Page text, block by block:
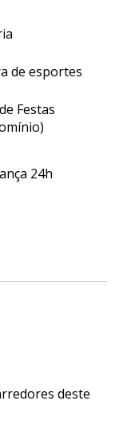
de esportes
Festas
24h
deste